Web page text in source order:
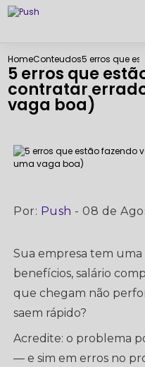
HomeConteudos5 erros que
5 erros que
contratar
vaga boa)
Por: Push - 08 de
Sua empresa tem uma
benefícios, salário
que chegam não
saem rápido?
Acredite: o problema
— e sim em erros no